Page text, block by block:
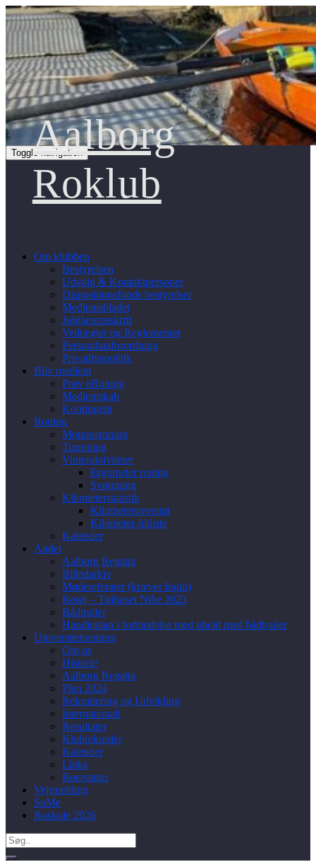
Toggle navigation
Aalborg
Roklub
Om klubben
Bestyrelsen
Udvalg & Kontaktpersoner
Dispositionsfonds bestyrelser
Medlemsbladet
Jubilæumsskrift
Vedtægter og Reglementer
Persondataforordning
Privatlivspolitik
Bliv medlem
Prøv eRoning
Medlemskab
Kontingent
Roning
Motionsroning
Turroning
Vinteraktiviteter
Ergometer roning
Svømning
Kilometerstatistik
Kilometeroversigt
Kilometer-hitliste
Kalender
Andet
Aalborg Regatta
Billedarkiv
Mødereferater (kræver login)
Rotøj – Tøjhuset Nibe 2023
Bådtrailer
Handleplan i forbindelse med uheld med bådtrailer
Universitetsroning
Om os
Historie
Aalborg Regatta
Plan 2024
Rekruttering og Udvikling
Internationalt
Resultater
Klubrekorder
Kalender
Links
Roerstatus
Vejrmelding
SoMe
Roskole 2026
Search
for: